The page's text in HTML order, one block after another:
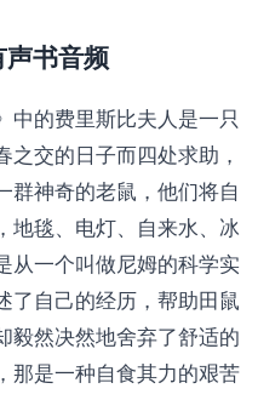
书音频
中的费里斯比夫人是一只
交的日子而四处求助，
群神奇的老鼠，他们将自
地毯、电灯、自来水、冰
从一个叫做尼姆的科学实
了自己的经历，帮助田鼠
毅然决然地舍弃了舒适的
那是一种自食其力的艰苦